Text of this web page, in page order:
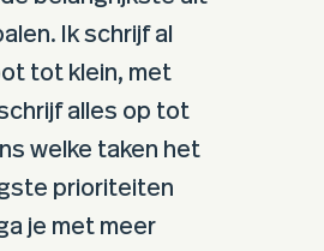
Ik schrijf al
tot klein, met
alles op tot
welke taken het
prioriteiten
je met meer